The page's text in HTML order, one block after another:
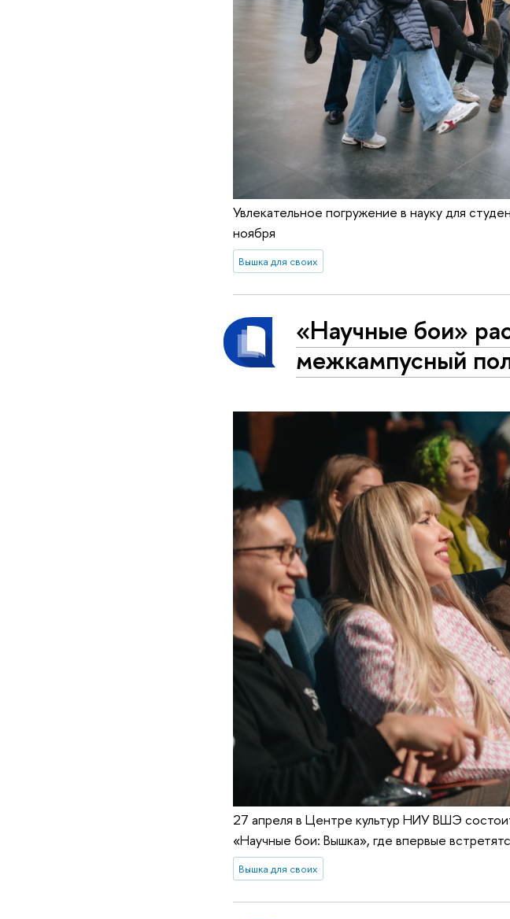
Увлекательное погружение в науку для
ноября
Вышка для своих
«Научные бои»
меж­кам­пус­ный
27 апреля в Центре культур НИУ ВШЭ
«Научные бои: Вышка», где впервые
Вышка для своих